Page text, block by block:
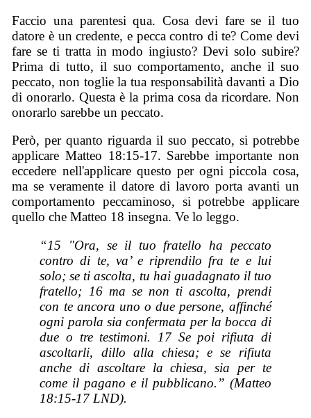
Faccio una parentesi qua. Cosa devi fare se il tuo
datore è un credente, e pecca contro di te? Come devi
fare se ti tratta in modo ingiusto? Devi solo subire?
Prima di tutto, il suo comportamento, anche il suo
peccato, non toglie la tua responsabilità davanti a Dio
di onorarlo. Questa è la prima cosa da ricordare. Non
onorarlo sarebbe un peccato.
Però, per quanto riguarda il suo peccato, si potrebbe
applicare Matteo 18:15-17. Sarebbe importante non
eccedere nell'applicare questo per ogni piccola cosa,
ma se veramente il datore di lavoro porta avanti un
comportamento peccaminoso, si potrebbe applicare
quello che Matteo 18 insegna. Ve lo leggo.
“15 "Ora, se il tuo fratello ha peccato
contro di te, va’ e riprendilo fra te e lui
solo; se ti ascolta, tu hai guadagnato il tuo
fratello; 16 ma se non ti ascolta, prendi
con te ancora uno o due persone, affinché
ogni parola sia confermata per la bocca di
due o tre testimoni. 17 Se poi rifiuta di
ascoltarli, dillo alla chiesa; e se rifiuta
anche di ascoltare la chiesa, sia per te
come il pagano e il pubblicano.” (Matteo
18:15-17 LND).